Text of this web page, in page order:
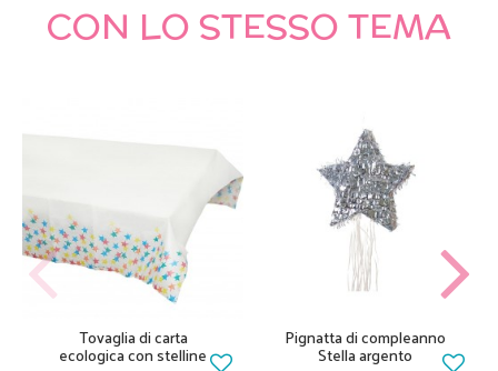
CON LO STESSO TEMA
Tovaglia di carta
ecologica con stelline
Pignatta di compleanno
Stella argento